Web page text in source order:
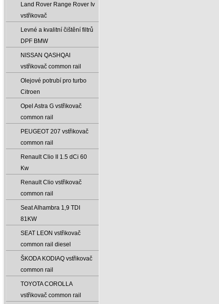
Land Rover Range Rover Iv
vstřikovač
Levné a kvalitní čištění filtrů
DPF BMW
NISSAN QASHQAI
vstřikovač common rail
Olejové potrubí pro turbo
Citroen
Opel Astra G vstřikovač
common rail
PEUGEOT 207 vstřikovač
common rail
Renault Clio II 1.5 dCi 60
Kw
Renault Clio vstřikovač
common rail
Seat Alhambra 1‚9 TDI
81KW
SEAT LEON vstřikovač
common rail diesel
ŠKODA KODIAQ vstřikovač
common rail
TOYOTA COROLLA
vstřikovač common rail